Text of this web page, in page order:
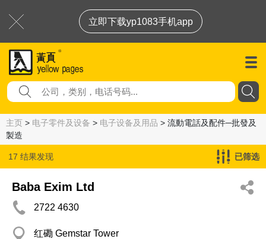
立即下载yp1083手机app
主页 > 电子零件及设备 > 电子设备及用品 > 流動電話及配件─批發及
製造
17 结果发现
流動電話及配件─批發及製造
已筛选
Baba Exim Ltd
2722 4630
红磡 Gemstar Tower